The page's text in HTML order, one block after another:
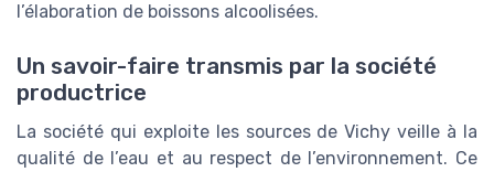
l’élaboration de boissons alcoolisées.
Un savoir-faire transmis par la société
productrice
La société qui exploite les sources de Vichy veille à la
qualité de l’eau et au respect de l’environnement. Ce